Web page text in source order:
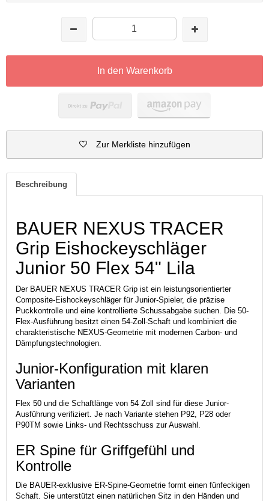
In den Warenkorb
Zur Merkliste hinzufügen
Beschreibung
BAUER NEXUS TRACER
Grip Eishockeyschläger
Junior 50 Flex 54" Lila
Der BAUER NEXUS TRACER Grip ist ein leistungsorientierter
Composite-Eishockeyschläger für Junior-Spieler, die präzise
Puckkontrolle und eine kontrollierte Schussabgabe suchen. Die 50-
Flex-Ausführung besitzt einen 54-Zoll-Schaft und kombiniert die
charakteristische NEXUS-Geometrie mit modernen Carbon- und
Dämpfungstechnologien.
Junior-Konfiguration mit klaren
Varianten
Flex 50 und die Schaftlänge von 54 Zoll sind für diese Junior-
Ausführung verifiziert. Je nach Variante stehen P92, P28 oder
P90TM sowie Links- und Rechtsschuss zur Auswahl.
ER Spine für Griffgefühl und
Kontrolle
Die BAUER-exklusive ER-Spine-Geometrie formt einen fünfeckigen
Schaft. Sie unterstützt einen natürlichen Sitz in den Händen und